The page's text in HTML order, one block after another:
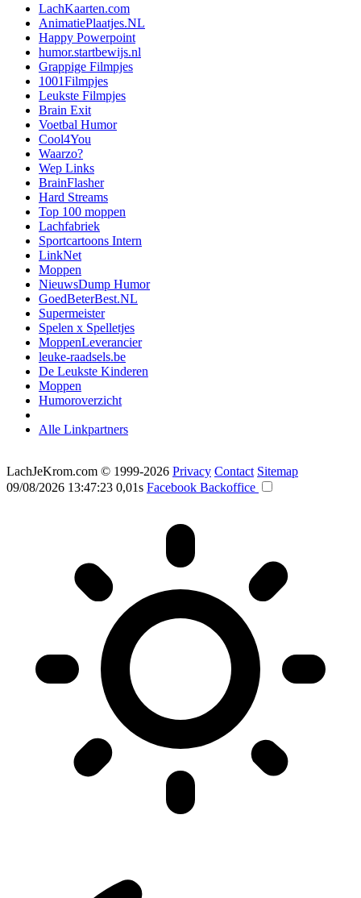
LachKaarten.com
AnimatiePlaatjes.NL
Happy Powerpoint
humor.startbewijs.nl
Grappige Filmpjes
1001Filmpjes
Leukste Filmpjes
Brain Exit
Voetbal Humor
Cool4You
Waarzo?
Wep Links
BrainFlasher
Hard Streams
Top 100 moppen
Lachfabriek
Sportcartoons Intern
LinkNet
Moppen
NieuwsDump Humor
GoedBeterBest.NL
Supermeister
Spelen x Spelletjes
MoppenLeverancier
leuke-raadsels.be
De Leukste Kinderen
Moppen
Humoroverzicht
Alle Linkpartners
LachJeKrom.com © 1999-2026 Privacy Contact Sitemap
09/08/2026 13:47:23 0,01s Facebook Backoffice